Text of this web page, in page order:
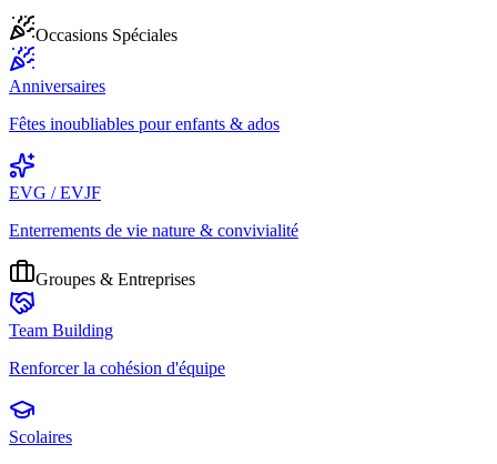
Occasions Spéciales
Anniversaires
Fêtes inoubliables pour enfants & ados
EVG / EVJF
Enterrements de vie nature & convivialité
Groupes & Entreprises
Team Building
Renforcer la cohésion d'équipe
Scolaires